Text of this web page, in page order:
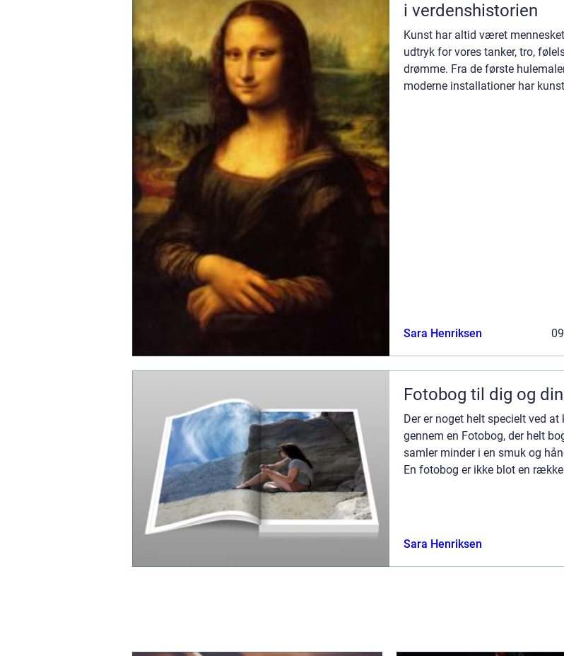
i verdenshistorien
Kunst har altid været
udtryk for vores tanker, tro,
drømme. Fra de første
moderne installationer har
Sara Henriksen
Fotobog til dig og
Der er noget helt specielt ved at
gennem en Fotobog, der helt
samler minder i en smuk og
En fotobog er ikke blot en
Sara Henriksen